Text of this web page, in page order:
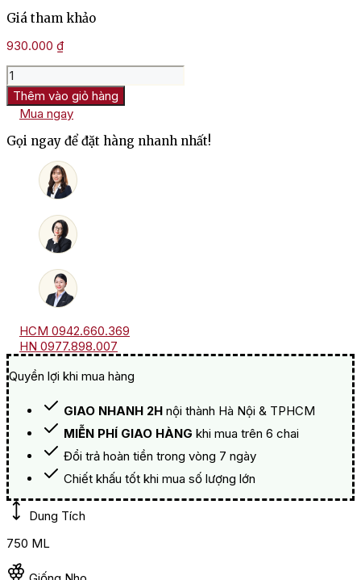
Giá tham khảo
930.000 ₫
Rượu
Vang
Mỹ
Kendall
Jackson
Vintner's
Reserve
Zinfandel
Thêm vào giỏ hàng
Mua ngay
Gọi ngay để đặt hàng nhanh nhất!
HCM 0942.660.369
HN 0977.898.007
Quyền lợi khi mua hàng
GIAO NHANH 2H nội thành Hà Nội & TPHCM
MIỄN PHÍ GIAO HÀNG khi mua trên 6 chai
Đổi trả hoàn tiền trong vòng 7 ngày
Chiết khấu tốt khi mua số lượng lớn
Dung Tích
750 ML